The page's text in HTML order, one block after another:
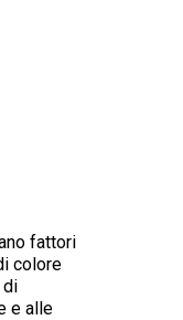
fattori
colore
di
e alle